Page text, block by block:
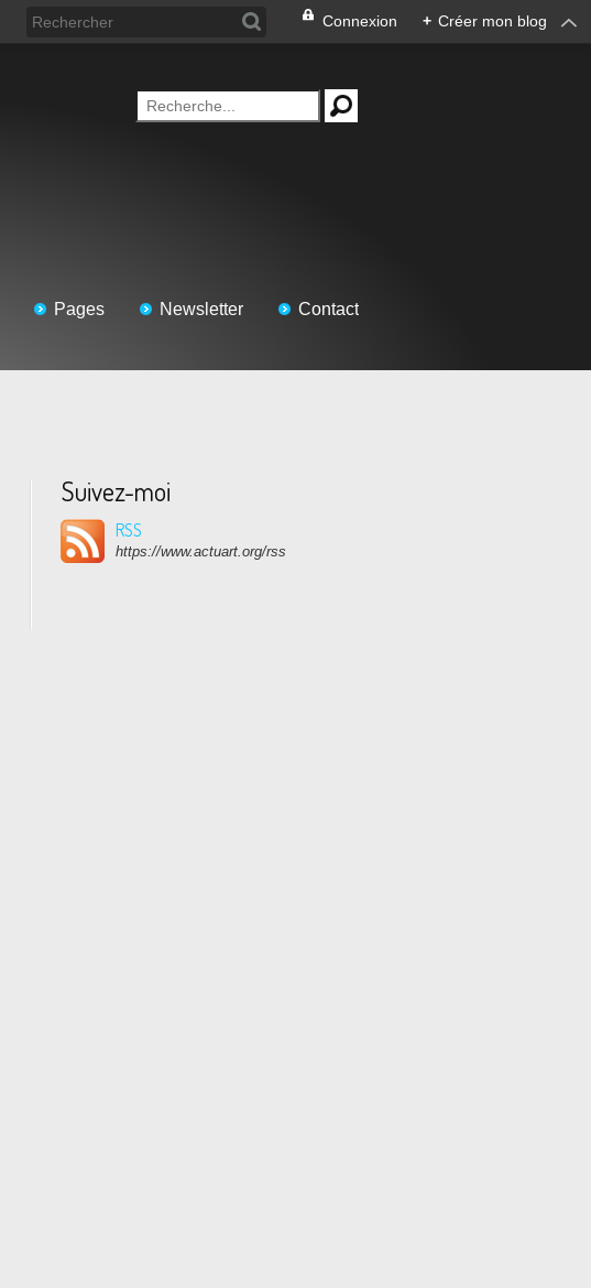
Connexion + Créer mon blog
Pages Newsletter Contact
Suivez-moi
RSS
https://www.actuart.org/rss